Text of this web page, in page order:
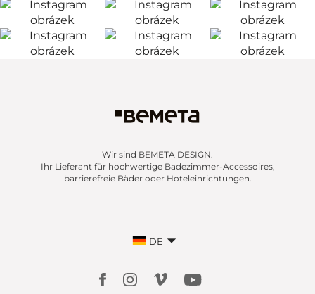
Wir sind BEMETA DESIGN.
Ihr Lieferant für hochwertige Badezimmer-Accessoires,
barrierefreie Bäder oder Hoteleinrichtungen.
DE